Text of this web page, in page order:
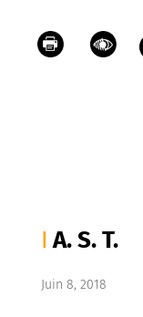
A. S. T.
Juin 8, 2018